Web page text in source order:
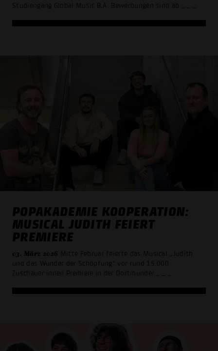
Studiengang Global Music B.A. Bewerbungen sind ab
POPAKADEMIE KOOPERATION:
MUSICAL JUDITH FEIERT
PREMIERE
03. März 2026 Mitte Februar feierte das Musical „Judith
und das Wunder der Schöpfung“ vor rund 15.000
Zuschauer:innen Premiere in der Dortmunder